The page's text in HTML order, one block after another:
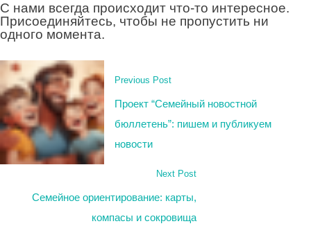
С нами всегда происходит что-то интересное.
Присоединяйтесь, чтобы не пропустить ни
одного момента.
Previous Post
Проект “Семейный новостной
бюллетень”: пишем и публикуем
новости
Next Post
Семейное ориентирование: карты,
компасы и сокровища